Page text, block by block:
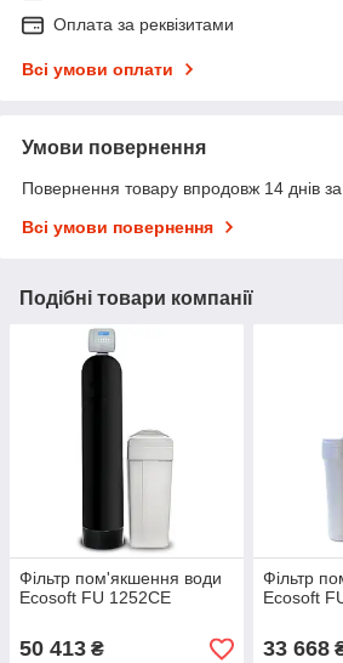
Оплата за реквізитами
Всі умови оплати
Умови повернення
Повернення товару впродовж 14 днів
Всі умови повернення
Подібні товари компанії
Фільтр пом'якшення води
Ecosoft FU 1252CE
50 413 ₴
Фільтр
Ecosoft
33 668